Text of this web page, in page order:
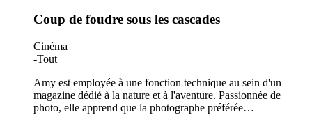
Coup de foudre sous les cascades
Cinéma
-Tout
Amy est employée à une fonction technique au sein d'un
magazine dédié à la nature et à l'aventure. Passionnée de
photo, elle apprend que la photographe préférée…